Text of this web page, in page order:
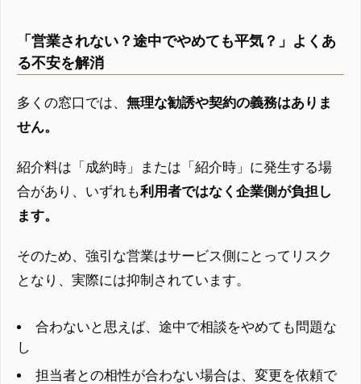
「営業されない？途中でやめても平気？」よくあ
る不安を解消
多くの窓口では、 無理な勧誘や契約の義務はありま
せん。
紹介料は「成約時」または「紹介時」に発生する場
合があり、いずれも利用者ではなく企業側が負担し
ます。
そのため、強引な営業はサービス側にとってリスク
となり、実際には抑制されています。
合わないと思えば、途中で相談をやめても問題な
し
担当者との相性が合わない場合は、変更を依頼で